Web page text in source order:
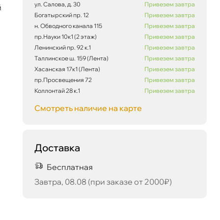
ул. Салова, д. 30
Привезем завтра
Богатырский пр. 12
Привезем завтра
н. Обводного канала 115
Привезем завтра
пр.Науки 10к1 (2 этаж)
Привезем завтра
Ленинский пр. 92 к.1
Привезем завтра
Таллинское ш. 159 (Лента)
Привезем завтра
Хасанская 17к1 (Лента)
Привезем завтра
пр.Просвещения 72
Привезем завтра
Коллонтай 28 к.1
Привезем завтра
Смотреть наличие на карте
Доставка
Бесплатная
Завтра, 08.08 (при заказе от 2000₽)